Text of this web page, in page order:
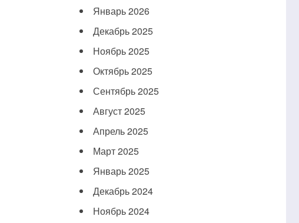
Январь 2026
Декабрь 2025
Ноябрь 2025
Октябрь 2025
Сентябрь 2025
Август 2025
Апрель 2025
Март 2025
Январь 2025
Декабрь 2024
Ноябрь 2024